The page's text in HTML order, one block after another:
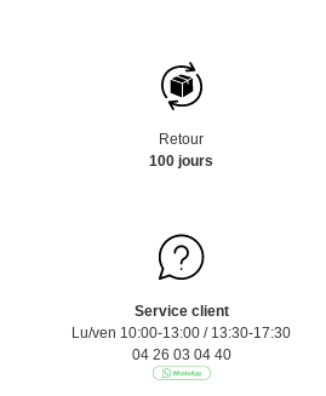
Retour
100 jours
Service client
Lu/ven 10:00-13:00 / 13:30-17:30
04 26 03 04 40